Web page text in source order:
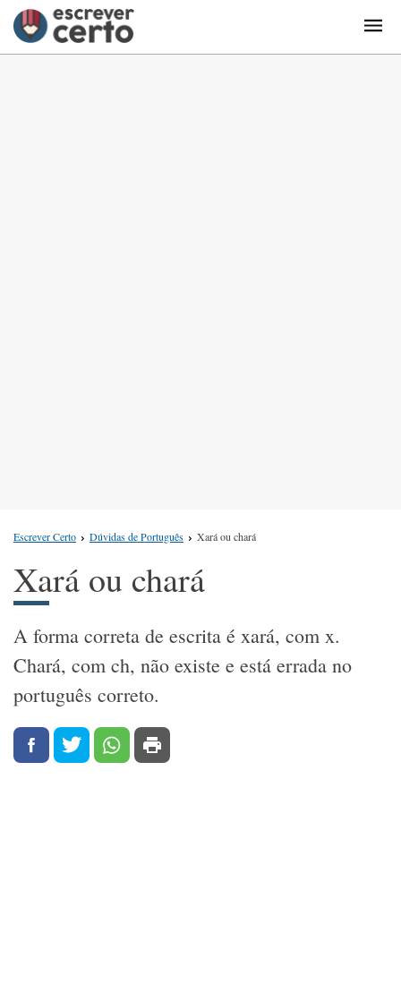
Escrever Certo Dúvidas de Português Xará ou chará
Xará ou chará
A forma correta de escrita é xará, com x.
Chará, com ch, não existe e está errada no
português correto.